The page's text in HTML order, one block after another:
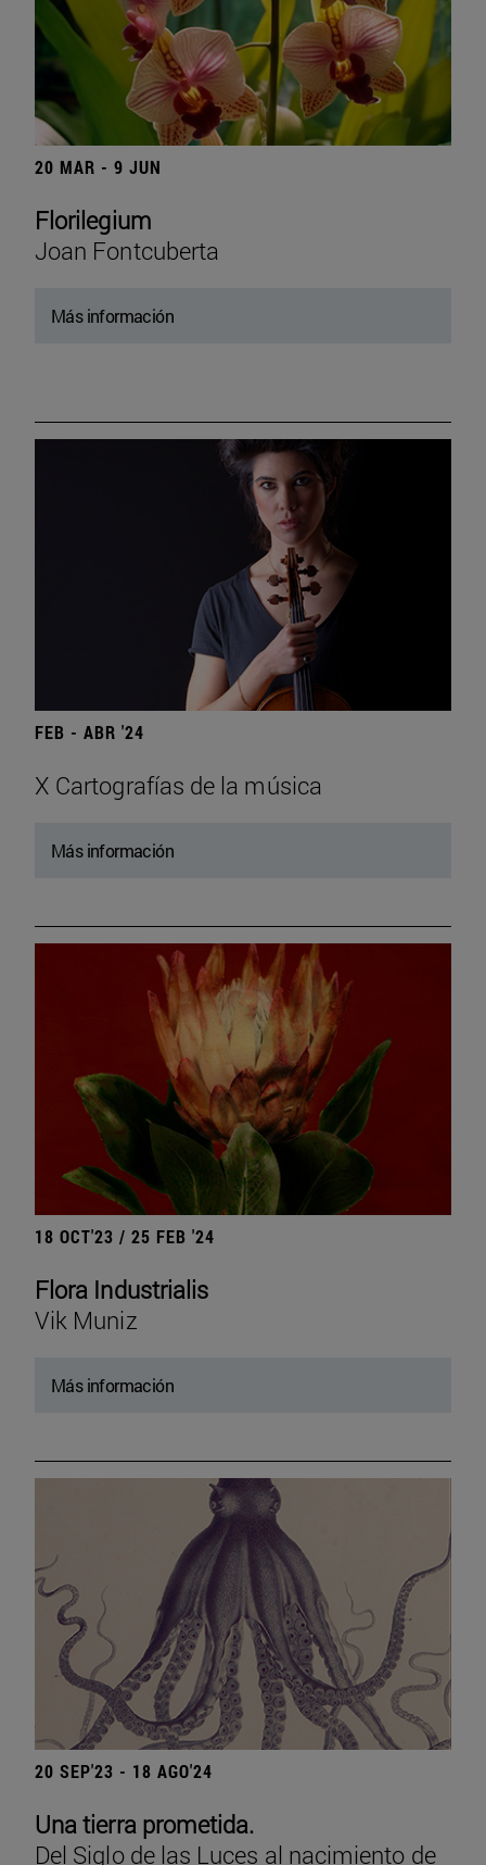
20 MAR - 9 JUN
Florilegium
Joan Fontcuberta
Más información
FEB - ABR '24
X Cartografías de la música
Más información
18 OCT'23 / 25 FEB '24
Flora Industrialis
Vik Muniz
Más información
20 SEP'23 - 18 AGO'24
Una tierra prometida.
Del Siglo de las Luces al nacimiento de